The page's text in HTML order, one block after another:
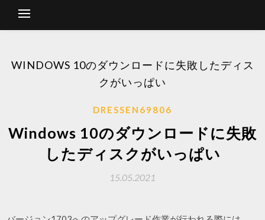
WINDOWS 10のダウンロードに失敗したディス
クがいっぱい
DRESSEN69806
Windows 10のダウンロードに失敗
したディスクがいっぱい
15.05.2021